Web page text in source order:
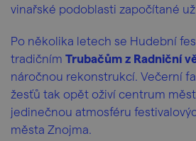
vinařské podoblasti započítané
Po několika letech se Hudební
tradičním Trubačům z Radniční
náročnou rekonstrukcí. Večerní
žesťů tak opět oživí centrum
jedinečnou atmosféru
města Znojma.